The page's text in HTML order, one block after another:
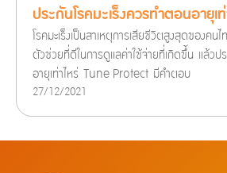
ประกันโรคมะเร็งควรทำตอนอายุเ
โรคมะเร็งเป็นสาเหตุการเสียชีวิตสูงสุดของคนไ
ตัวช่วยที่ดีในการดูแลค่าใช้จ่ายที่เกิดขึ้น แล้วป
อายุเท่าไหร่ Tune Protect มีคำตอบ
27/12/2021